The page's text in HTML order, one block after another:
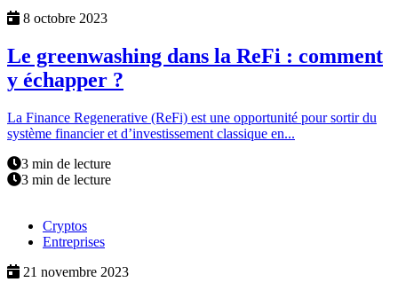
8 octobre 2023
Le greenwashing dans la ReFi : comment
y échapper ?
La Finance Regenerative (ReFi) est une opportunité pour sortir du
système financier et d’investissement classique en...
3 min de lecture
3 min de lecture
Cryptos
Entreprises
21 novembre 2023